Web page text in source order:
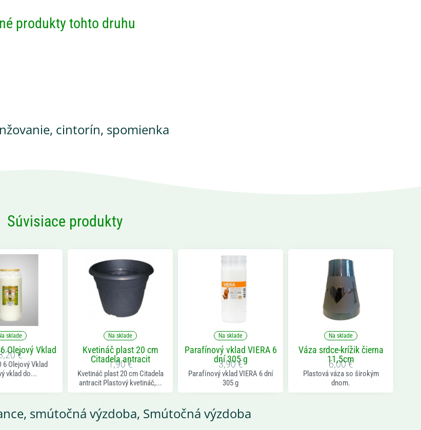
produkty tohto druhu
, cintorín, spomienka
Súvisiace produkty
sklade
Olejový Vklad
€
6 Olejový Vklad
vklad do...
Na sklade
Kvetináč plast 20 cm
Citadela antracit
1,90€
Kvetináč plast 20 cm Citadela
antracit Plastový kvetináč,...
Na sklade
Parafínový vklad VIERA 6
dní 305 g
3,90€
Parafínový vklad VIERA 6 dní
305 g
Na sklade
Váza srdce-krížik čierna
11,5cm
6,00€
Plastová váza so širokým
dnom.
smútočná výzdoba, Smútočná výzdoba